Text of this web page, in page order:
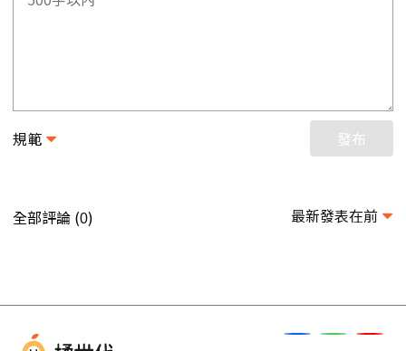
規範 發布
全部評論 (0) 最新發表在前